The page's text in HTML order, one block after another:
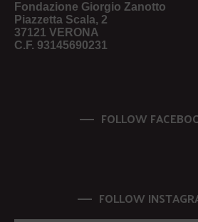
Fondazione Giorgio Zanotto
Piazzetta Scala, 2
37121 VERONA
C.F. 93145690231
FOLLOW
FOLLOW